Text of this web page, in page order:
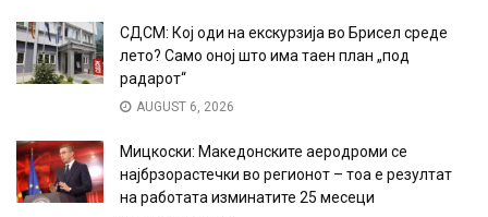
СДСМ: Кој оди на екскурзија во Брисел среде
лето? Само оној што има таен план „под
радарот“
AUGUST 6, 2026
Мицкоски: Македонските аеродроми се
најбрзорастечки во регионот – тоа е резултат
на работата изминатите 25 месеци